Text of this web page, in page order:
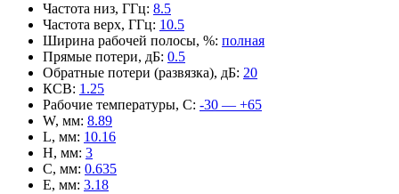
Частота низ, ГГц: 8.5
Частота верх, ГГц: 10.5
Ширина рабочей полосы, %: полная
Прямые потери, дБ: 0.5
Обратные потери (развязка), дБ: 20
КСВ: 1.25
Рабочие температуры, С: -30 — +65
W, мм: 8.89
L, мм: 10.16
H, мм: 3
C, мм: 0.635
E, мм: 3.18